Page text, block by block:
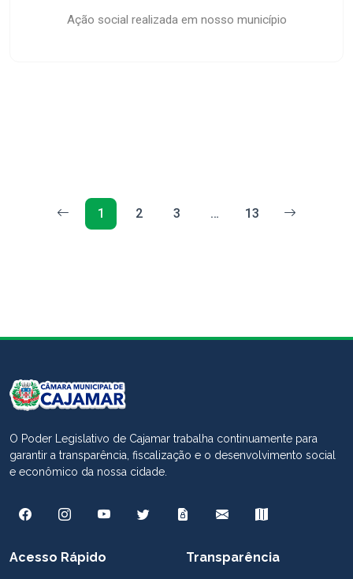
Ação social realizada em nosso município
1 2 3 … 13
O Poder Legislativo de Cajamar trabalha continuamente para
garantir a transparência, fiscalização e o desenvolvimento social
e econômico da nossa cidade.
Acesso Rápido Transparência